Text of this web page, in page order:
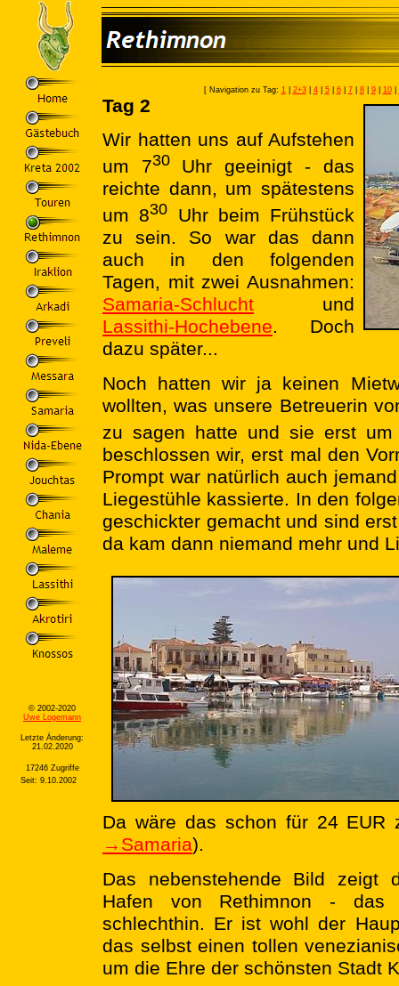
© 2002-2020
Uwe Logemann
Letzte Änderung:
21.02.2020
17246 Zugriffe
Seit: 9.10.2002
[ Navigation zu Tag: 1| 2+3| 4| 5| 6| 7| 8| 9| 10|
Tag 2
Wir hatten uns auf Aufstehen
um 730 Uhr geeinigt - das
reichte dann, um spätestens
um 830
Uhr beim Frühstück
zu sein. So war das dann
auch in den folgenden
Tagen, mit zwei Ausnahmen:
Samaria-Schlucht und
Lassithi-Hochebene. Doch
dazu später...
Noch hatten wir ja keinen
wollten, was unsere Betreuerin
zu sagen hatte und sie erst um
beschlossen wir, erst mal den
Prompt war natürlich auch
Liegestühle kassierte. In den
geschickter gemacht und sind
da kam dann niemand mehr und
Da wäre das schon für 24 EUR
→Samaria).
Das nebenstehende Bild zeigt
Hafen von Rethimnon - das
schlechthin. Er ist wohl der
das selbst einen tollen
um die Ehre der schönsten Stadt